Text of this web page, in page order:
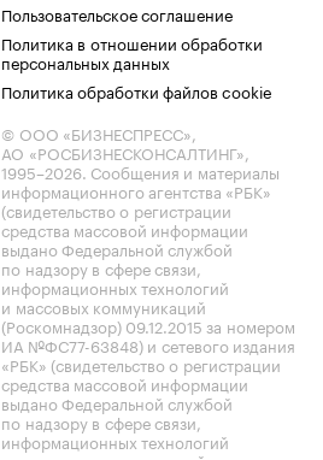
Пользовательское соглашение
Политика в отношении обработки
персональных данных
Политика обработки файлов cookie
© ООО «БИЗНЕСПРЕСС»,
АО «РОСБИЗНЕСКОНСАЛТИНГ»,
1995–2026. Сообщения и материалы
информационного агентства «РБК»
(свидетельство о регистрации
средства массовой информации
выдано Федеральной службой
по надзору в сфере связи,
информационных технологий
и массовых коммуникаций
(Роскомнадзор) 09.12.2015 за номером
ИА №ФС77-63848) и сетевого издания
«РБК» (свидетельство о регистрации
средства массовой информации
выдано Федеральной службой
по надзору в сфере связи,
информационных технологий